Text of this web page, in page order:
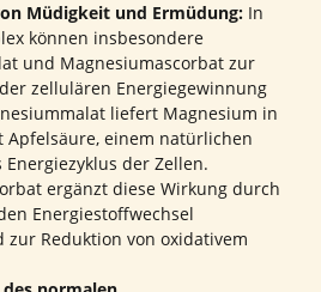
Müdigkeit und Ermüdung: In
können insbesondere
und Magnesiumascorbat zur
zellulären Energiegewinnung
liefert Magnesium in
Apfelsäure, einem natürlichen
der Zellen.
ergänzt diese Wirkung durch
Energiestoffwechsel
Reduktion von oxidativem